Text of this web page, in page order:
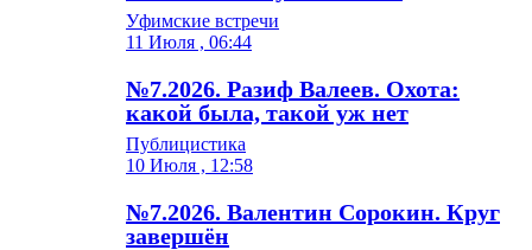
Уфимские встречи
11 Июля , 06:44
№7.2026. Разиф Валеев. Охота:
какой была, такой уж нет
Публицистика
10 Июля , 12:58
№7.2026. Валентин Сорокин. Круг
завершён